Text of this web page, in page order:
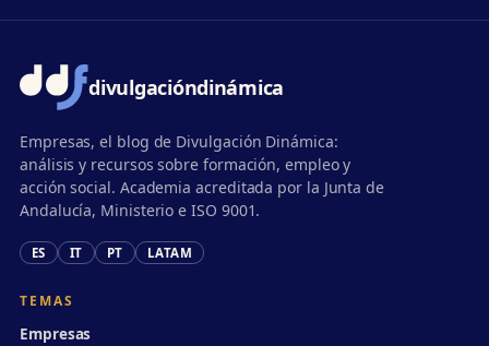
divulgacióndinámica
Empresas, el blog de Divulgación Dinámica:
análisis y recursos sobre formación, empleo y
acción social. Academia acreditada por la Junta de
Andalucía, Ministerio e ISO 9001.
ES IT PT LATAM
TEMAS
Empresas